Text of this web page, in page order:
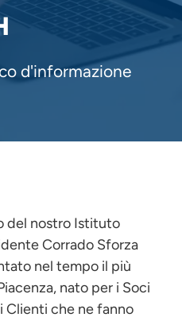
d'informazione
del nostro Istituto
Corrado Sforza
nel tempo il più
nato per i Soci
Clienti che ne fanno